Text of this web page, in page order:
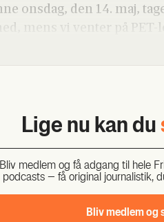
ons­dag, den 14. maj,
mens vi ven­ter på PET-
Lige nu kan du
Bliv med­lem og få adgang til hele
podcasts – få ori­gi­nal jour­na­li­stik,
Bliv med­lem og